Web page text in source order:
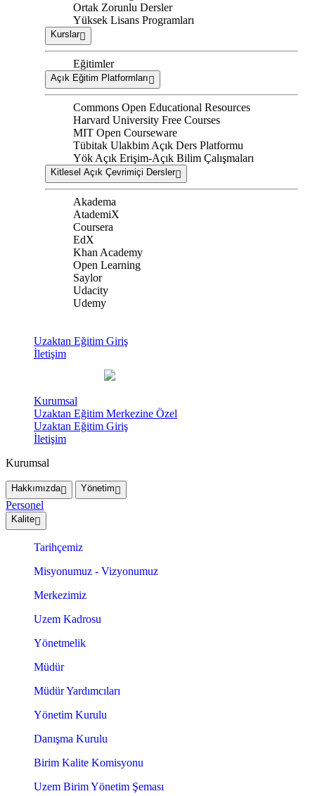
Ortak Zorunlu Dersler
Yüksek Lisans Programları
Kurslar
Eğitimler
Açık Eğitim Platformları
Commons Open Educational Resources
Harvard University Free Courses
MIT Open Courseware
Tübitak Ulakbim Açık Ders Platformu
Yök Açık Erişim-Açık Bilim Çalışmaları
Kitlesel Açık Çevrimiçi Dersler
Akadema
AtademiX
Coursera
EdX
Khan Academy
Open Learning
Saylor
Udacity
Udemy
Uzaktan Eğitim Giriş
İletişim
Kurumsal
Uzaktan Eğitim Merkezine Özel
Uzaktan Eğitim Giriş
İletişim
Kurumsal
Hakkımızda Yönetim
Personel
Kalite
Tarihçemiz
Misyonumuz - Vizyonumuz
Merkezimiz
Uzem Kadrosu
Yönetmelik
Müdür
Müdür Yardımcıları
Yönetim Kurulu
Danışma Kurulu
Birim Kalite Komisyonu
Uzem Birim Yönetim Şeması